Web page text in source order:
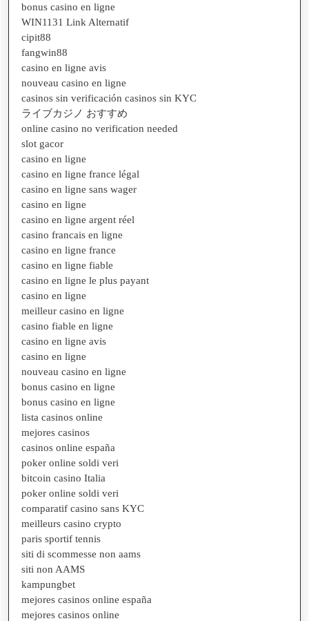
bonus casino en ligne
WIN1131 Link Alternatif
cipit88
fangwin88
casino en ligne avis
nouveau casino en ligne
casinos sin verificación casinos sin KYC
ライブカジノ おすすめ
online casino no verification needed
slot gacor
casino en ligne
casino en ligne france légal
casino en ligne sans wager
casino en ligne
casino en ligne argent réel
casino francais en ligne
casino en ligne france
casino en ligne fiable
casino en ligne le plus payant
casino en ligne
meilleur casino en ligne
casino fiable en ligne
casino en ligne avis
casino en ligne
nouveau casino en ligne
bonus casino en ligne
bonus casino en ligne
lista casinos online
mejores casinos
casinos online españa
poker online soldi veri
bitcoin casino Italia
poker online soldi veri
comparatif casino sans KYC
meilleurs casino crypto
paris sportif tennis
siti di scommesse non aams
siti non AAMS
kampungbet
mejores casinos online españa
mejores casinos online